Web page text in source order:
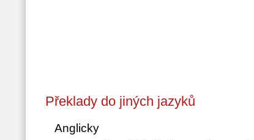
Překlady do jiných jazyků
Anglicky